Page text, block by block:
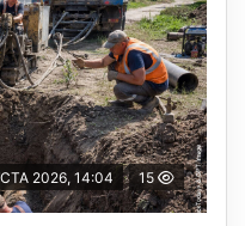
2026, 14:04 15